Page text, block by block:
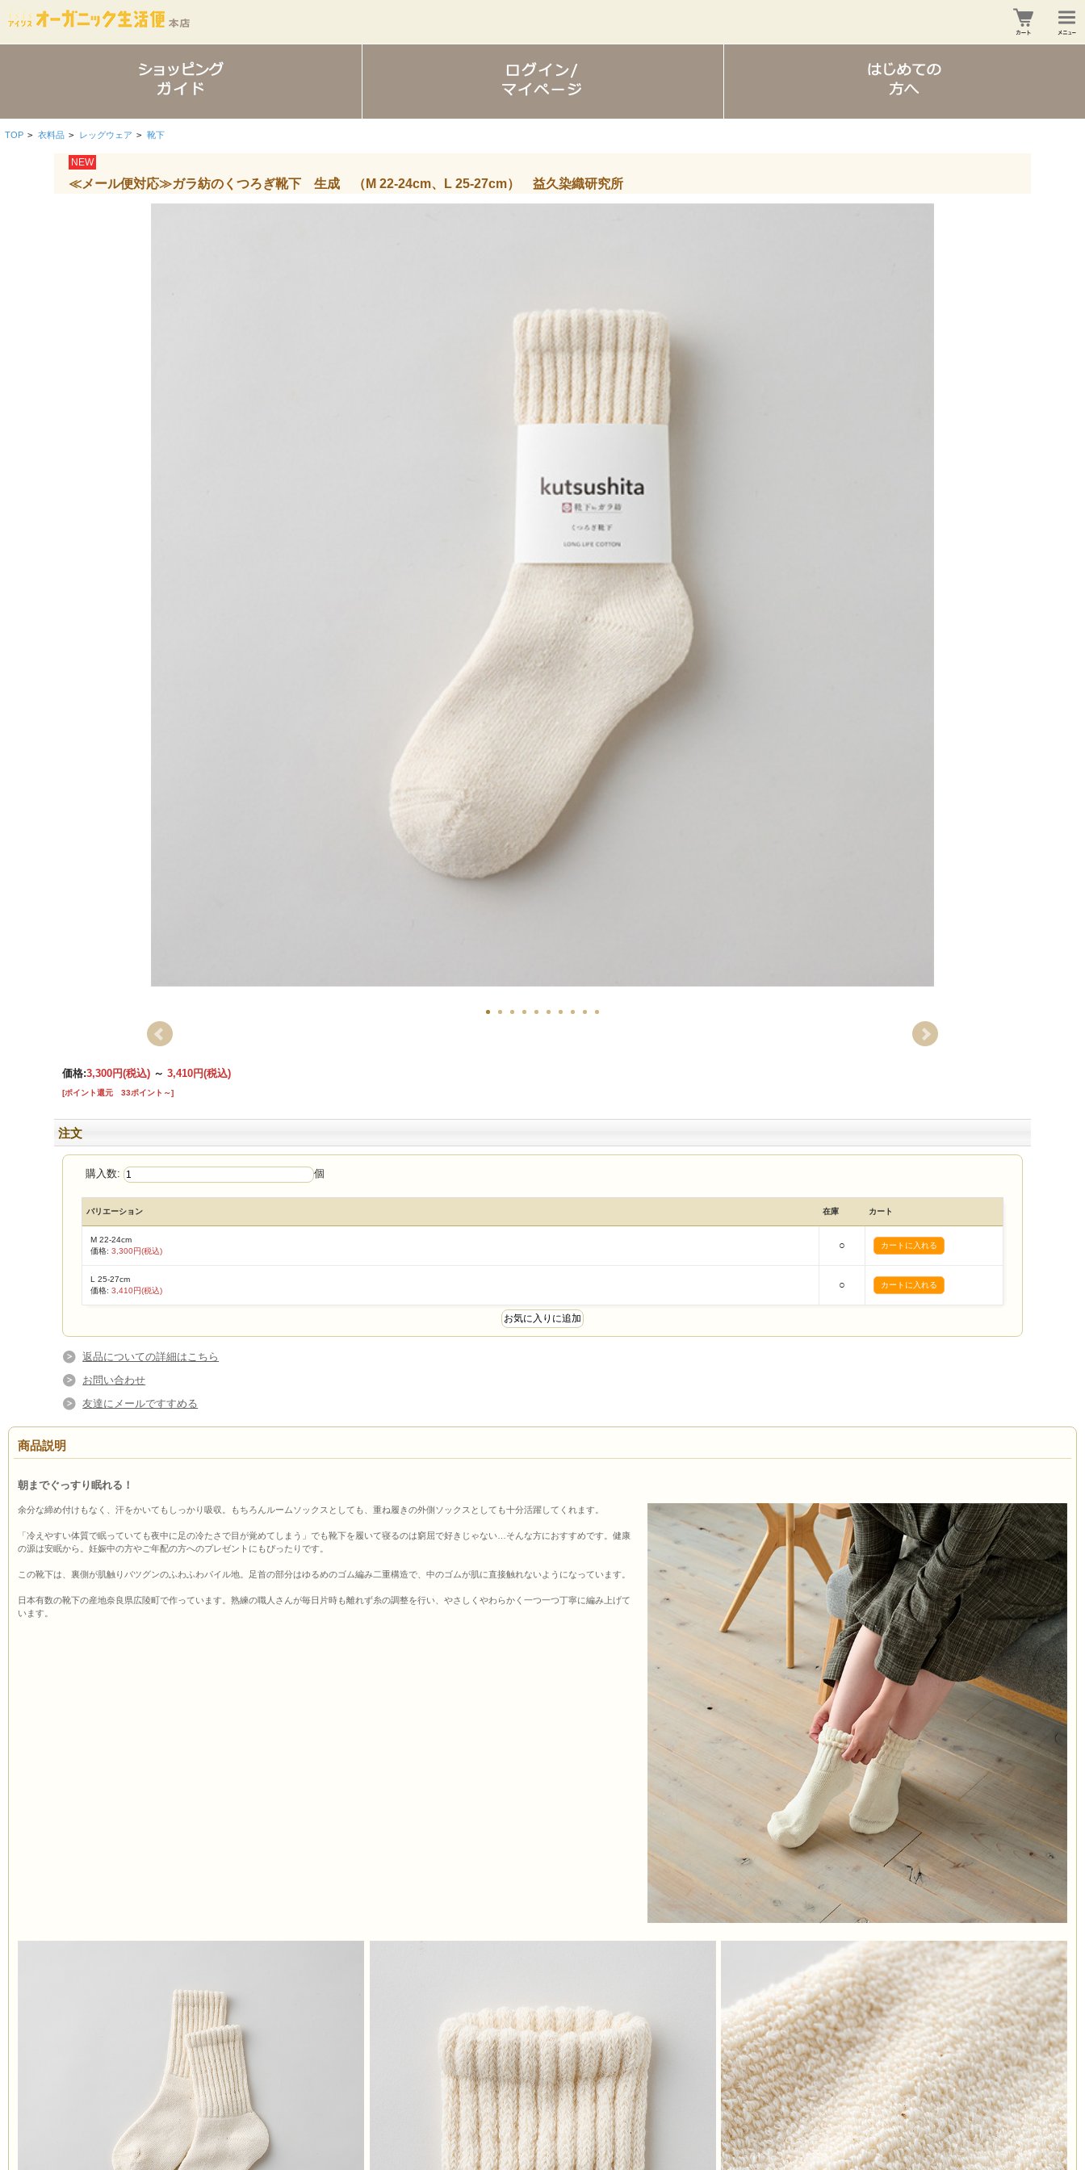
TOP > 衣料品 > レッグウェア > 靴下
NEW
≪メール便対応≫ガラ紡のくつろぎ靴下 生成 （M 22-24cm、L 25-27cm） 益久染織研究所
価格:3,300円(税込) ～ 3,410円(税込)
[ポイント還元 33ポイント～]
注文
購入数: 個
バリエーション 在庫 カート
M 22-24cm
価格: 3,300円(税込) ○
L 25-27cm
価格: 3,410円(税込) ○
返品についての詳細はこちら
お問い合わせ
友達にメールですすめる
商品説明
朝までぐっすり眠れる！
余分な締め付けもなく、汗をかいてもしっかり吸収。もちろんルームソックスとしても、重ね履きの外側ソックスとしても十分活躍してくれます。
「冷えやすい体質で眠っていても夜中に足の冷たさで目が覚めてしまう」でも靴下を履いて寝るのは窮屈で好きじゃない…そんな方におすすめです。健康
の源は安眠から。妊娠中の方やご年配の方へのプレゼントにもぴったりです。
この靴下は、裏側が肌触りバツグンのふわふわパイル地。足首の部分はゆるめのゴム編み二重構造で、中のゴムが肌に直接触れないようになっています。
日本有数の靴下の産地奈良県広陵町で作っています。熟練の職人さんが毎日片時も離れず糸の調整を行い、やさしくやわらかく一つ一つ丁寧に編み上げて
います。